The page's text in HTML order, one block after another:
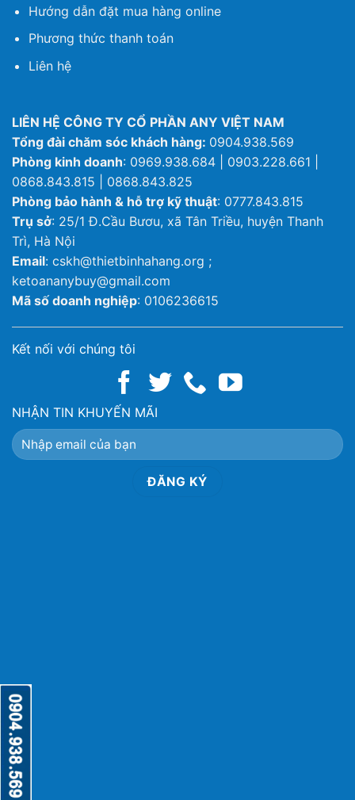
Hướng dẫn đặt mua hàng online
Phương thức thanh toán
Liên hệ
LIÊN HỆ CÔNG TY CỔ PHẦN ANY VIỆT NAM
Tổng đài chăm sóc khách hàng: 0904.938.569
Phòng kinh doanh: 0969.938.684 | 0903.228.661 |
0868.843.815 | 0868.843.825
Phòng bảo hành & hỗ trợ kỹ thuật: 0777.843.815
Trụ sở: 25/1 Đ.Cầu Bươu, xã Tân Triều, huyện Thanh
Trì, Hà Nội
Email: cskh@thietbinhahang.org ;
ketoananybuy@gmail.com
Mã số doanh nghiệp: 0106236615
Kết nối với chúng tôi
NHẬN TIN KHUYẾN MÃI